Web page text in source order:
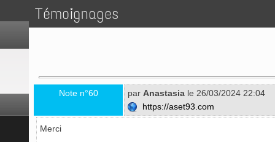
Témoignages
Note n°60 par Anastasia le 26/03/2024 22:04
https://aset93.com
Merci